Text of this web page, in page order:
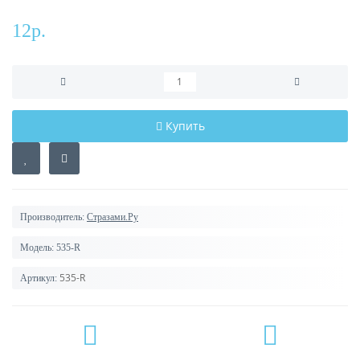
12р.
Купить
Производитель: Стразами.Ру
Модель: 535-R
Артикул: 535-R